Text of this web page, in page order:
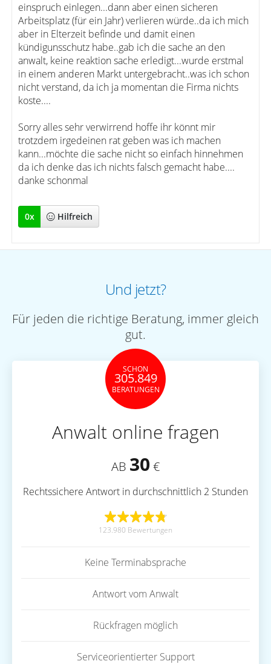
einspruch einlegen...dann aber einen sicheren
Arbeitsplatz (für ein Jahr) verlieren würde..da ich mich
aber in Elterzeit befinde und damit einen
kündigunsschutz habe..gab ich die sache an den
anwalt, keine reaktion sache erledigt...wurde erstmal
in einem anderen Markt untergebracht..was ich schon
nicht verstand, da ich ja momentan die Firma nichts
koste....
Sorry alles sehr verwirrend hoffe ihr könnt mir
trotzdem irgedeinen rat geben was ich machen
kann...möchte die sache nicht so einfach hinnehmen
da ich denke das ich nichts falsch gemacht habe....
danke schonmal
0x Hilfreich
Und jetzt?
Für jeden die richtige Beratung, immer gleich
gut.
SCHON
305.849
BERATUNGEN
Anwalt online fragen
AB 30 €
Rechtssichere Antwort in durchschnittlich 2 Stunden
123.980 Bewertungen
Keine Terminabsprache
Antwort vom Anwalt
Rückfragen möglich
Serviceorientierter Support